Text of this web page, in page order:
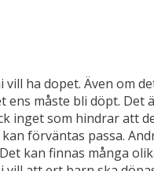
ha dopet. Även om
måste bli döpt.
inget som hindrar att
förväntas passa.
kan finnas många